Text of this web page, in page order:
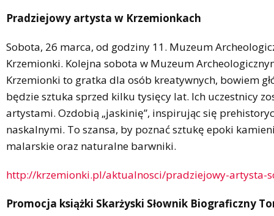
Pradziejowy artysta w Krzemionkach
Sobota, 26 marca, od godziny 11. Muzeum
Krzemionki. Kolejna sobota w Muzeum
Krzemionki to gratka dla osób kreatywnych, bowiem
będzie sztuka sprzed kilku tysięcy lat. Ich uczestnicy
artystami. Ozdobią „jaskinię”, inspirując się
naskalnymi. To szansa, by poznać sztukę epoki
malarskie oraz naturalne barwniki.
http://krzemionki.pl/aktualnosci/pradziejowy-artysta-
Promocja książki Skarżyski Słownik Biograficzny